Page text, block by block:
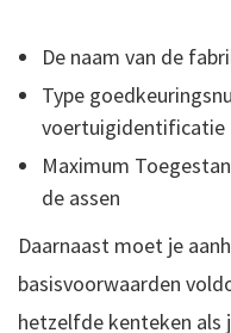
De naam van de
Type
voertuigidentificatie
Maximum
de assen
Daarnaast moet je
basisvoorwaarden
hetzelfde kenteken als